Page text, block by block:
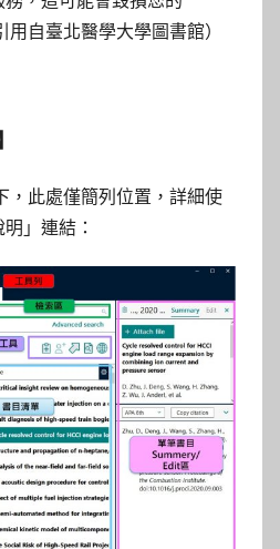
自臺北醫學大學圖書館）
，此處僅簡列位置，詳細使
」連結：